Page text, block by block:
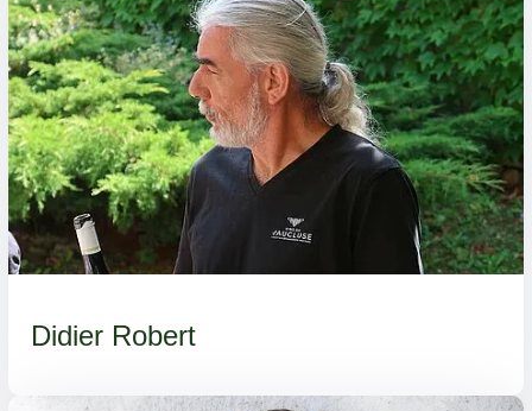
Didier Robert